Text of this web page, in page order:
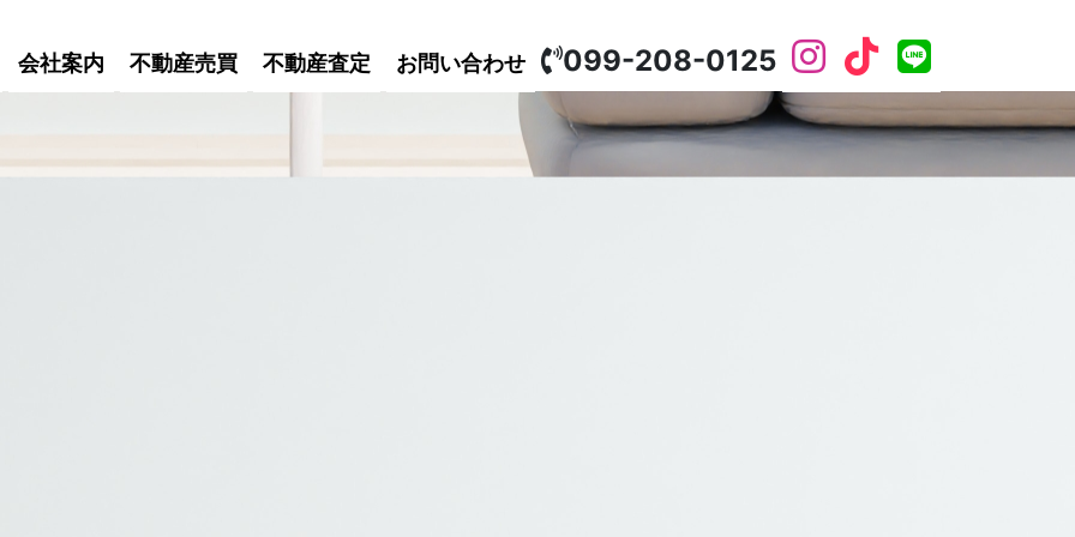
会社案内 不動産売買 不動産査定 お問い合わせ 099-208-0125